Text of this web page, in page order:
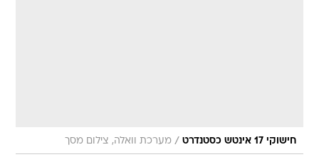
חישוקי 17 אינטש כסטנדרט / מערכת וואלה, צילום מסך